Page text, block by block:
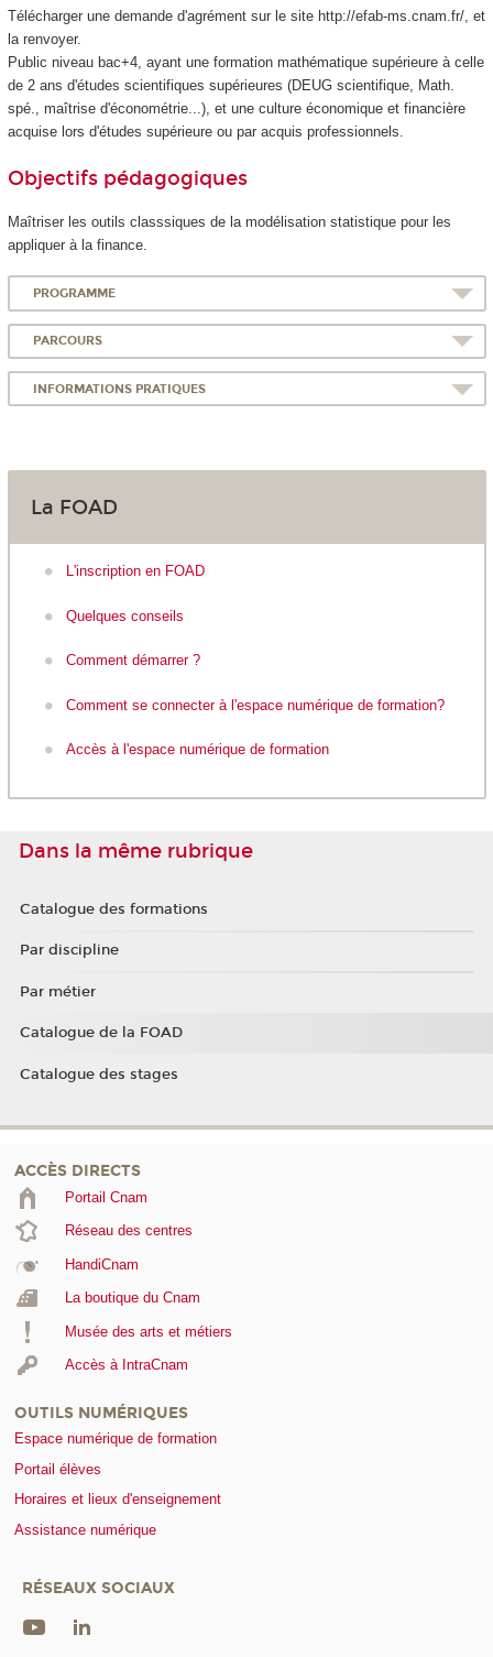
Télécharger une demande d'agrémentsur le site http://efab-ms.cnam.fr/, et
la renvoyer.
Public niveau bac+4, ayant une formation mathématique supérieure à celle
de 2 ans d'études scientifiques supérieures (DEUG scientifique, Math.
spé., maîtrise d'économétrie...), et une culture économique et financière
acquise lors d'études supérieure ou par acquis professionnels.
Objectifs pédagogiques
Maîtriser les outils classsiques de la modélisation statistique pour les
appliquer à la finance.
PROGRAMME
PARCOURS
INFORMATIONS PRATIQUES
La FOAD
L'inscription en FOAD
Quelques conseils
Comment démarrer ?
Comment se connecter à l'espace numérique de formation?
Accès à l'espace numérique de formation
Dans la même rubrique
Catalogue des formations
Par discipline
Par métier
Catalogue de la FOAD
Catalogue des stages
ACCÈS DIRECTS
Portail Cnam
Réseau des centres
HandiCnam
La boutique du Cnam
Musée des arts et métiers
Accès à IntraCnam
OUTILS NUMÉRIQUES
Espace numérique de formation
Portail élèves
Horaires et lieux d'enseignement
Assistance numérique
RÉSEAUX SOCIAUX